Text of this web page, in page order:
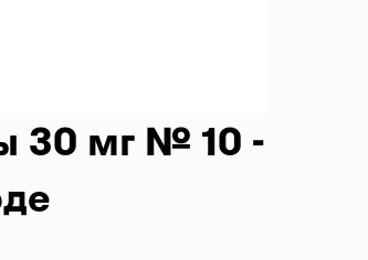
30 мг № 10 -